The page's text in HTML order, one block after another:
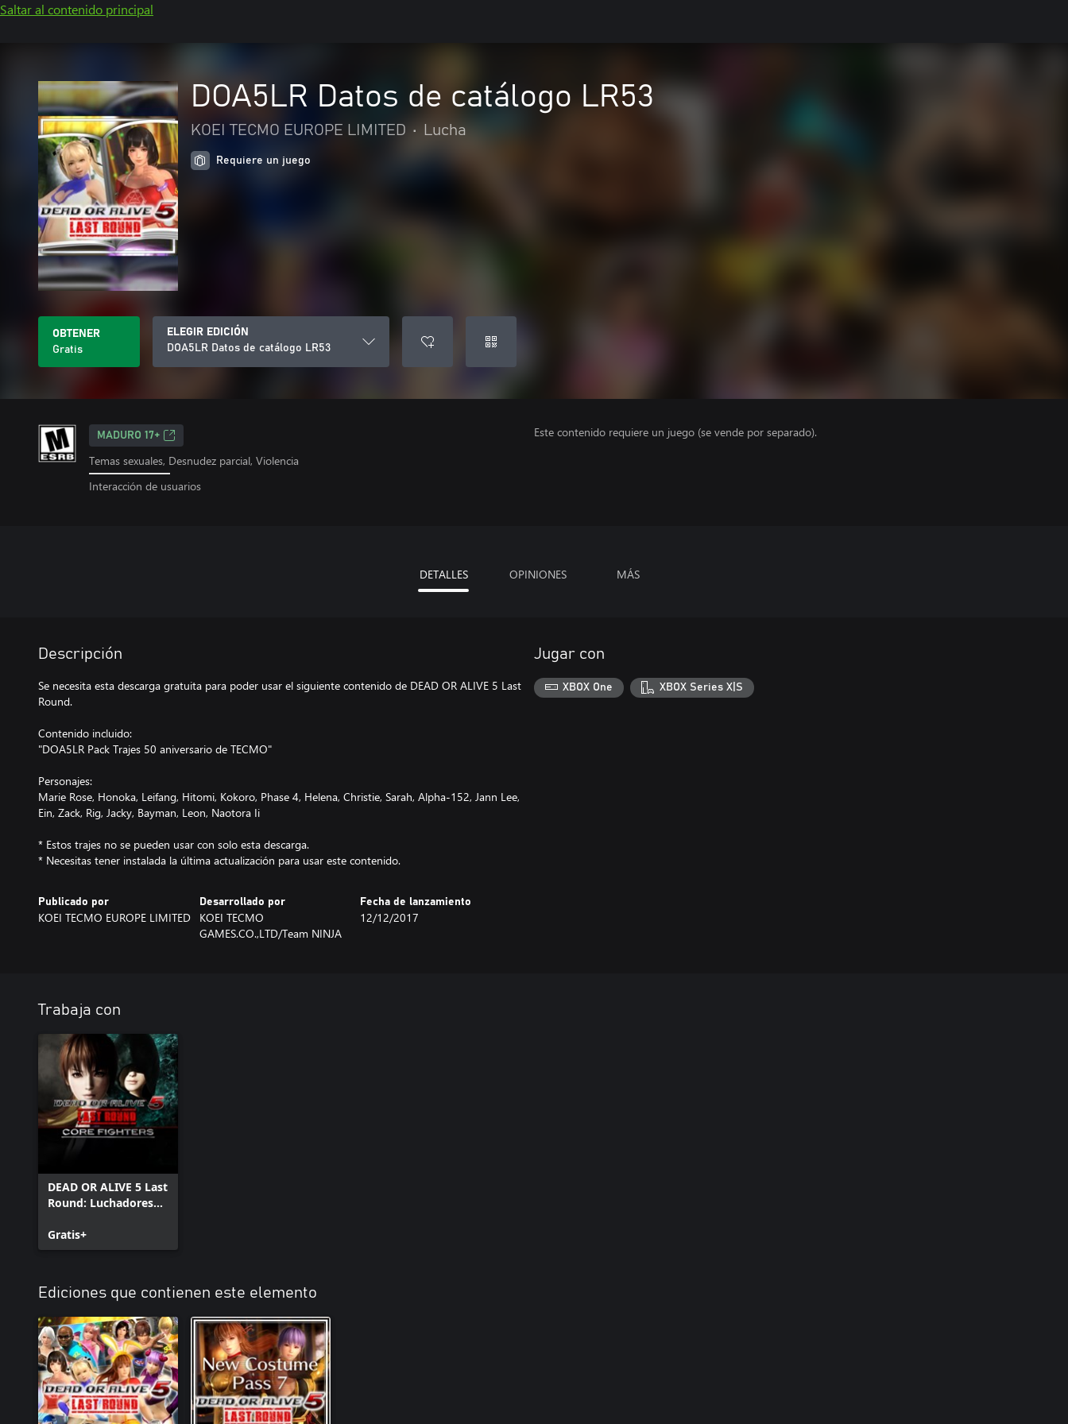
Saltar al contenido principal
DOA5LR Datos de catálogo LR53
KOEI TECMO EUROPE LIMITED • Lucha
Requiere un juego
OBTENER
Gratis
ELEGIR EDICIÓN
DOA5LR Datos de catálogo LR53
MADURO 17+
Temas sexuales, Desnudez parcial, Violencia
Interacción de usuarios
Este contenido requiere un juego (se vende por separado).
DETALLES OPINIONES MÁS
Descripción
Se necesita esta descarga gratuita para poder usar el siguiente contenido de DEAD OR ALIVE 5 Last
Round.
Contenido incluido:
"DOA5LR Pack Trajes 50 aniversario de TECMO"
Personajes:
Marie Rose, Honoka, Leifang, Hitomi, Kokoro, Phase 4, Helena, Christie, Sarah, Alpha-152, Jann Lee,
Ein, Zack, Rig, Jacky, Bayman, Leon, Naotora Ii
* Estos trajes no se pueden usar con solo esta descarga.
* Necesitas tener instalada la última actualización para usar este contenido.
Publicado por
KOEI TECMO EUROPE LIMITED
Desarrollado por
KOEI TECMO
GAMES.CO.,LTD/Team NINJA
Fecha de lanzamiento
12/12/2017
Jugar con
XBOX One XBOX Series X|S
Trabaja con
DEAD OR ALIVE 5 Last
Round: Luchadores
Gratis+
Ediciones que contienen este elemento